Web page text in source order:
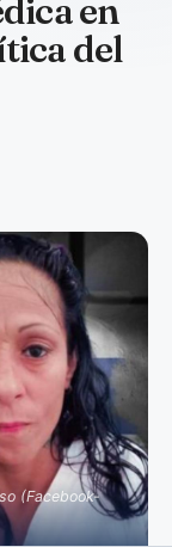
en
del
(Facebook-